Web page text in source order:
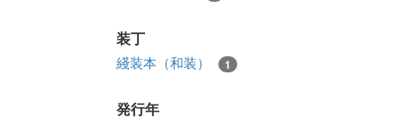
装丁
綫装本（和装） 1
発行年